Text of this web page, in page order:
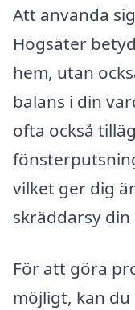
Att använda
Högsäter
hem, utan
balans i din
ofta också
vilket ger dig
skräddarsy
För att göra
möjligt, kan